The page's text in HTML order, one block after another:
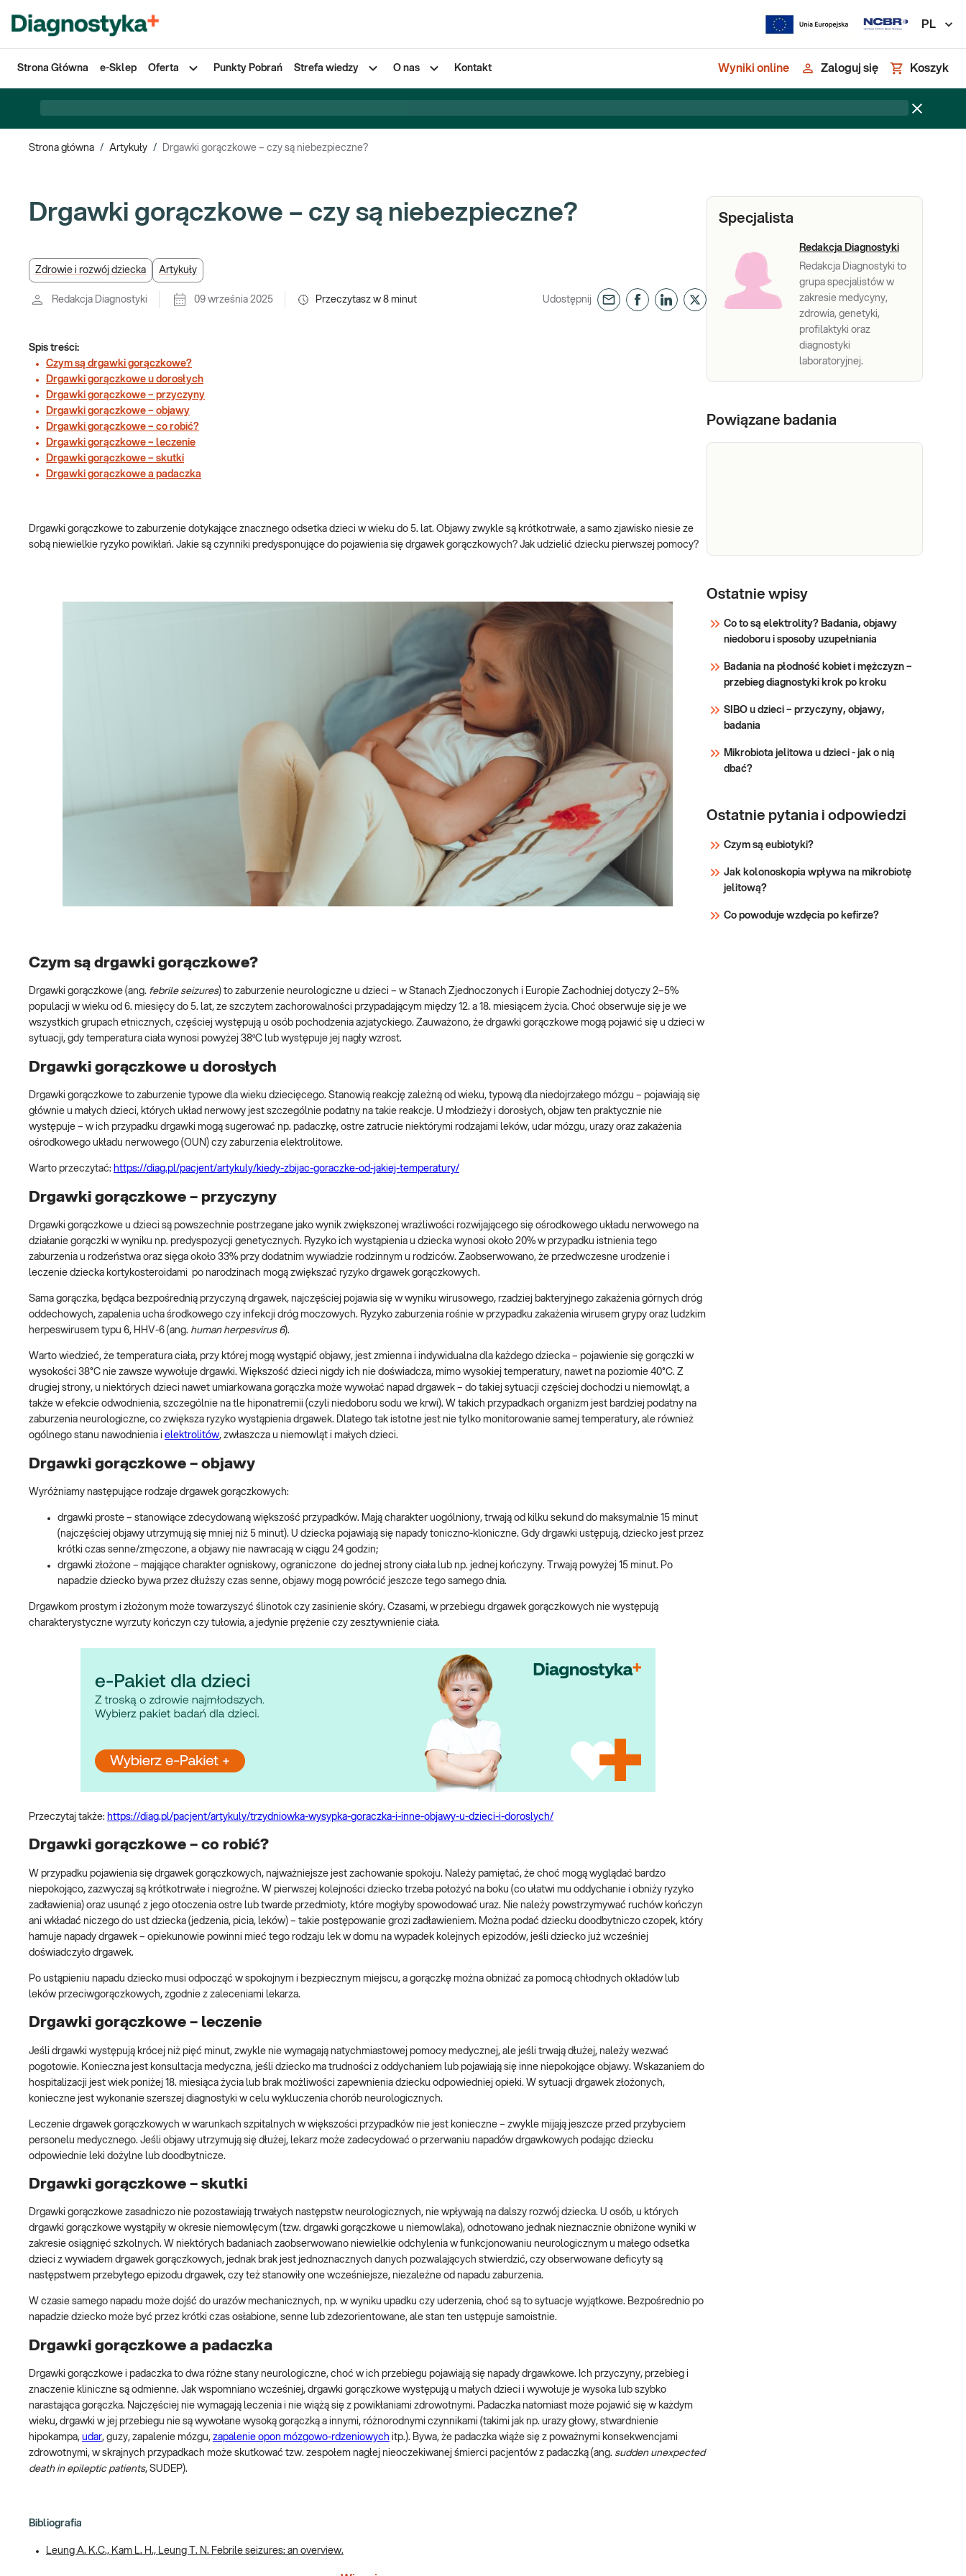
PL
Strona Główna e-Sklep Oferta Punkty Pobrań Strefa wiedzy O nas Kontakt Wyniki online Zaloguj się Koszyk
Strona główna / Artykuły / Drgawki gorączkowe – czy są niebezpieczne?
Drgawki gorączkowe – czy są niebezpieczne?
Zdrowie i rozwój dziecka Artykuły
Redakcja Diagnostyki 09 września 2025 Przeczytasz w 8 minut Udostępnij
Spis treści:
Czym są drgawki gorączkowe?
Drgawki gorączkowe u dorosłych
Drgawki gorączkowe – przyczyny
Drgawki gorączkowe – objawy
Drgawki gorączkowe – co robić?
Drgawki gorączkowe – leczenie
Drgawki gorączkowe – skutki
Drgawki gorączkowe a padaczka
Drgawki gorączkowe to zaburzenie dotykające znacznego odsetka dzieci w wieku do 5. lat. Objawy zwykle są krótkotrwałe, a samo zjawisko niesie ze
sobą niewielkie ryzyko powikłań. Jakie są czynniki predysponujące do pojawienia się drgawek gorączkowych? Jak udzielić dziecku pierwszej pomocy?
Czym są drgawki gorączkowe?
Drgawki gorączkowe (ang. febrile seizures) to zaburzenie neurologiczne u dzieci – w Stanach Zjednoczonych i Europie Zachodniej dotyczy 2–5%
populacji w wieku od 6. miesięcy do 5. lat, ze szczytem zachorowalności przypadającym między 12. a 18. miesiącem życia. Choć obserwuje się je we
wszystkich grupach etnicznych, częściej występują u osób pochodzenia azjatyckiego. Zauważono, że drgawki gorączkowe mogą pojawić się u dzieci w
sytuacji, gdy temperatura ciała wynosi powyżej 38ºC lub występuje jej nagły wzrost.
Drgawki gorączkowe u dorosłych
Drgawki gorączkowe to zaburzenie typowe dla wieku dziecięcego. Stanowią reakcję zależną od wieku, typową dla niedojrzałego mózgu – pojawiają się
głównie u małych dzieci, których układ nerwowy jest szczególnie podatny na takie reakcje. U młodzieży i dorosłych, objaw ten praktycznie nie
występuje – w ich przypadku drgawki mogą sugerować np. padaczkę, ostre zatrucie niektórymi rodzajami leków, udar mózgu, urazy oraz zakażenia
ośrodkowego układu nerwowego (OUN) czy zaburzenia elektrolitowe.
Warto przeczytać: https://diag.pl/pacjent/artykuly/kiedy-zbijac-goraczke-od-jakiej-temperatury/
Drgawki gorączkowe – przyczyny
Drgawki gorączkowe u dzieci są powszechnie postrzegane jako wynik zwiększonej wrażliwości rozwijającego się ośrodkowego układu nerwowego na
działanie gorączki w wyniku np. predyspozycji genetycznych. Ryzyko ich wystąpienia u dziecka wynosi około 20% w przypadku istnienia tego
zaburzenia u rodzeństwa oraz sięga około 33% przy dodatnim wywiadzie rodzinnym u rodziców. Zaobserwowano, że przedwczesne urodzenie i
leczenie dziecka kortykosteroidami po narodzinach mogą zwiększać ryzyko drgawek gorączkowych.
Sama gorączka, będąca bezpośrednią przyczyną drgawek, najczęściej pojawia się w wyniku wirusowego, rzadziej bakteryjnego zakażenia górnych dróg
oddechowych, zapalenia ucha środkowego czy infekcji dróg moczowych. Ryzyko zaburzenia rośnie w przypadku zakażenia wirusem grypy oraz ludzkim
herpeswirusem typu 6, HHV-6 (ang. human herpesvirus 6).
Warto wiedzieć, że temperatura ciała, przy której mogą wystąpić objawy, jest zmienna i indywidualna dla każdego dziecka – pojawienie się gorączki w
wysokości 38°C nie zawsze wywołuje drgawki. Większość dzieci nigdy ich nie doświadcza, mimo wysokiej temperatury, nawet na poziomie 40°C. Z
drugiej strony, u niektórych dzieci nawet umiarkowana gorączka może wywołać napad drgawek – do takiej sytuacji częściej dochodzi u niemowląt, a
także w efekcie odwodnienia, szczególnie na tle hiponatremii (czyli niedoboru sodu we krwi). W takich przypadkach organizm jest bardziej podatny na
zaburzenia neurologiczne, co zwiększa ryzyko wystąpienia drgawek. Dlatego tak istotne jest nie tylko monitorowanie samej temperatury, ale również
ogólnego stanu nawodnienia i elektrolitów, zwłaszcza u niemowląt i małych dzieci.
Drgawki gorączkowe – objawy
Wyróżniamy następujące rodzaje drgawek gorączkowych:
drgawki proste – stanowiące zdecydowaną większość przypadków. Mają charakter uogólniony, trwają od kilku sekund do maksymalnie 15 minut
(najczęściej objawy utrzymują się mniej niż 5 minut). U dziecka pojawiają się napady toniczno-kloniczne. Gdy drgawki ustępują, dziecko jest przez
krótki czas senne/zmęczone, a objawy nie nawracają w ciągu 24 godzin;
drgawki złożone – mająjące charakter ogniskowy, ograniczone do jednej strony ciała lub np. jednej kończyny. Trwają powyżej 15 minut. Po
napadzie dziecko bywa przez dłuższy czas senne, objawy mogą powrócić jeszcze tego samego dnia.
Drgawkom prostym i złożonym może towarzyszyć ślinotok czy zasinienie skóry. Czasami, w przebiegu drgawek gorączkowych nie występują
charakterystyczne wyrzuty kończyn czy tułowia, a jedynie prężenie czy zesztywnienie ciała.
Przeczytaj także: https://diag.pl/pacjent/artykuly/trzydniowka-wysypka-goraczka-i-inne-objawy-u-dzieci-i-doroslych/
Drgawki gorączkowe – co robić?
W przypadku pojawienia się drgawek gorączkowych, najważniejsze jest zachowanie spokoju. Należy pamiętać, że choć mogą wyglądać bardzo
niepokojąco, zazwyczaj są krótkotrwałe i niegroźne. W pierwszej kolejności dziecko trzeba położyć na boku (co ułatwi mu oddychanie i obniży ryzyko
zadławienia) oraz usunąć z jego otoczenia ostre lub twarde przedmioty, które mogłyby spowodować uraz. Nie należy powstrzymywać ruchów kończyn
ani wkładać niczego do ust dziecka (jedzenia, picia, leków) – takie postępowanie grozi zadławieniem. Można podać dziecku doodbytniczo czopek, który
hamuje napady drgawek – opiekunowie powinni mieć tego rodzaju lek w domu na wypadek kolejnych epizodów, jeśli dziecko już wcześniej
doświadczyło drgawek.
Po ustąpieniu napadu dziecko musi odpocząć w spokojnym i bezpiecznym miejscu, a gorączkę można obniżać za pomocą chłodnych okładów lub
leków przeciwgorączkowych, zgodnie z zaleceniami lekarza.
Drgawki gorączkowe – leczenie
Jeśli drgawki występują krócej niż pięć minut, zwykle nie wymagają natychmiastowej pomocy medycznej, ale jeśli trwają dłużej, należy wezwać
pogotowie. Konieczna jest konsultacja medyczna, jeśli dziecko ma trudności z oddychaniem lub pojawiają się inne niepokojące objawy. Wskazaniem do
hospitalizacji jest wiek poniżej 18. miesiąca życia lub brak możliwości zapewnienia dziecku odpowiedniej opieki. W sytuacji drgawek złożonych,
konieczne jest wykonanie szerszej diagnostyki w celu wykluczenia chorób neurologicznych.
Leczenie drgawek gorączkowych w warunkach szpitalnych w większości przypadków nie jest konieczne – zwykle mijają jeszcze przed przybyciem
personelu medycznego. Jeśli objawy utrzymują się dłużej, lekarz może zadecydować o przerwaniu napadów drgawkowych podając dziecku
odpowiednie leki dożylne lub doodbytnicze.
Drgawki gorączkowe – skutki
Drgawki gorączkowe zasadniczo nie pozostawiają trwałych następstw neurologicznych, nie wpływają na dalszy rozwój dziecka. U osób, u których
drgawki gorączkowe wystąpiły w okresie niemowlęcym (tzw. drgawki gorączkowe u niemowlaka), odnotowano jednak nieznacznie obniżone wyniki w
zakresie osiągnięć szkolnych. W niektórych badaniach zaobserwowano niewielkie odchylenia w funkcjonowaniu neurologicznym u małego odsetka
dzieci z wywiadem drgawek gorączkowych, jednak brak jest jednoznacznych danych pozwalających stwierdzić, czy obserwowane deficyty są
następstwem przebytego epizodu drgawek, czy też stanowiły one wcześniejsze, niezależne od napadu zaburzenia.
W czasie samego napadu może dojść do urazów mechanicznych, np. w wyniku upadku czy uderzenia, choć są to sytuacje wyjątkowe. Bezpośrednio po
napadzie dziecko może być przez krótki czas osłabione, senne lub zdezorientowane, ale stan ten ustępuje samoistnie.
Drgawki gorączkowe a padaczka
Drgawki gorączkowe i padaczka to dwa różne stany neurologiczne, choć w ich przebiegu pojawiają się napady drgawkowe. Ich przyczyny, przebieg i
znaczenie kliniczne są odmienne. Jak wspomniano wcześniej, drgawki gorączkowe występują u małych dzieci i wywołuje je wysoka lub szybko
narastająca gorączka. Najczęściej nie wymagają leczenia i nie wiążą się z powikłaniami zdrowotnymi. Padaczka natomiast może pojawić się w każdym
wieku, drgawki w jej przebiegu nie są wywołane wysoką gorączką a innymi, różnorodnymi czynnikami (takimi jak np. urazy głowy, stwardnienie
hipokampa, udar, guzy, zapalenie mózgu, zapalenie opon mózgowo-rdzeniowych itp.). Bywa, że padaczka wiąże się z poważnymi konsekwencjami
zdrowotnymi, w skrajnych przypadkach może skutkować tzw. zespołem nagłej nieoczekiwanej śmierci pacjentów z padaczką (ang. sudden unexpected
death in epileptic patients, SUDEP).
Bibliografia
Leung A. K.C., Kam L. H., Leung T. N. Febrile seizures: an overview.
Specjalista
Redakcja Diagnostyki
Redakcja Diagnostyki to
grupa specjalistów w
zakresie medycyny,
zdrowia, genetyki,
profilaktyki oraz
diagnostyki
laboratoryjnej.
Powiązane badania
ilościoworeaktywne), jest tzw. białkiem
wskaźnikiem (4-8 godzin)
uszkodzeń tkanek w wyniku
niedokrwiennej mięśni lub
urazu. Badanie jest przydatne
Sprawdź
Ostatnie wpisy
Co to są elektrolity? Badania, objawy
niedoboru i sposoby uzupełniania
Badania na płodność kobiet i mężczyzn –
przebieg diagnostyki krok po kroku
SIBO u dzieci – przyczyny, objawy,
badania
Mikrobiota jelitowa u dzieci - jak o nią
dbać?
Ostatnie pytania i odpowiedzi
Czym są eubiotyki?
Jak kolonoskopia wpływa na mikrobiotę
jelitową?
Co powoduje wzdęcia po kefirze?